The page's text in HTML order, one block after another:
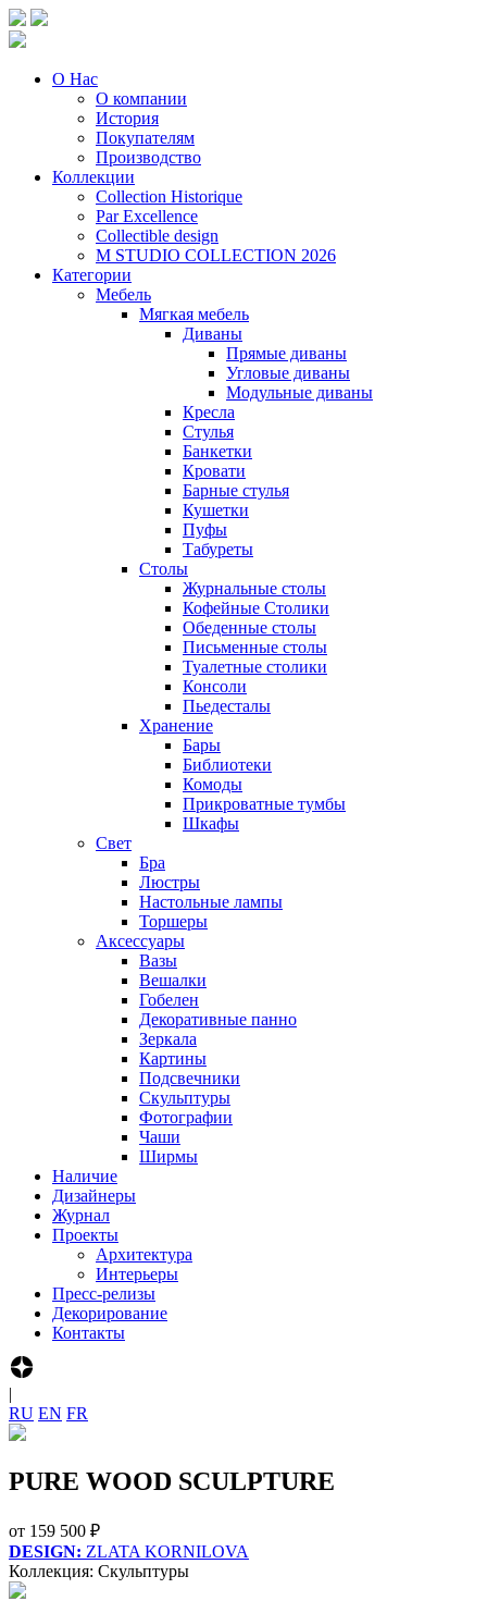
О Нас
О компании
История
Покупателям
Производство
Коллекции
Collection Historique
Par Excellence
Collectible design
M STUDIO COLLECTION 2026
Категории
Мебель
Мягкая мебель
Диваны
Прямые диваны
Угловые диваны
Модульные диваны
Кресла
Стулья
Банкетки
Кровати
Барные стулья
Кушетки
Пуфы
Табуреты
Столы
Журнальные столы
Кофейные Столики
Обеденные столы
Письменные столы
Туалетные столики
Консоли
Пьедесталы
Хранение
Бары
Библиотеки
Комоды
Прикроватные тумбы
Шкафы
Свет
Бра
Люстры
Настольные лампы
Торшеры
Аксессуары
Вазы
Вешалки
Гобелен
Декоративные панно
Зеркала
Картины
Подсвечники
Скульптуры
Фотографии
Чаши
Ширмы
Наличие
Дизайнеры
Журнал
Проекты
Архитектура
Интерьеры
Пресс-релизы
Декорирование
Контакты
|
R‍U E‍N F‍R
PURE WOOD SCULPTURE
от 159 500 ₽
DESIGN: ZLATA KORNILOVA
Коллекция: Скульптуры